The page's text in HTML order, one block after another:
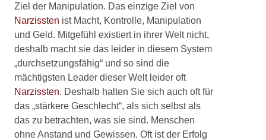
Ziel der Manipulation. Das einzige Ziel von
Narzissten ist Macht, Kontrolle, Manipulation
und Geld. Mitgefühl existiert in ihrer Welt nicht,
deshalb macht sie das leider in diesem System
„durchsetzungsfähig“ und so sind die
mächtigsten Leader dieser Welt leider oft
Narzissten. Deshalb halten Sie sich auch oft für
das „stärkere Geschlecht“, als sich selbst als
das zu betrachten, was sie sind. Menschen
ohne Anstand und Gewissen. Oft ist der Erfolg